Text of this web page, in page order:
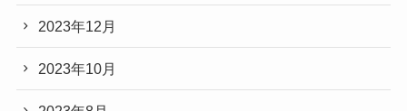
2023年12月
2023年10月